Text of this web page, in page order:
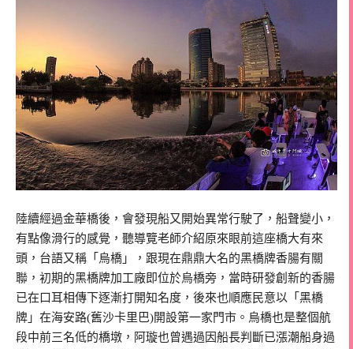
陸續經過金華橋後，會發現船又開始異常行駛了，船聲變小，
有點像滑行的感覺，聽導覽老師介紹原來眼前這座橋大有來
頭，台語又稱「烏橋」，跟現在鼎鼎大名的黑橋牌香腸有關
聯，初期的黑橋牌加工廠即位於烏橋旁，當時研發創新的香腸
已在口耳相傳下逐漸打開知名度，後來也順應民意以「黑橋
牌」在海安路(舊沙卡里巴)開設第一家門市。烏橋也是整個航
段中前三名低的橋墩，阿璇也曾遇過因船長判斷已漲潮船身過